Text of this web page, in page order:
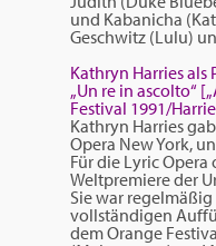
und Kabanicha
Geschwitz (Lulu)
Kathryn Harries als
„Un re in ascolto“
Festival 1991/
Kathryn Harries
Opera New York,
Für die Lyric
Weltpremiere der
Sie war
vollständigen
dem Orange